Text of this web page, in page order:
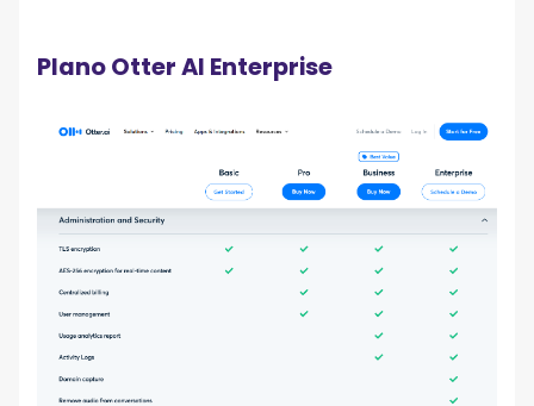
Plano Otter AI Enterprise